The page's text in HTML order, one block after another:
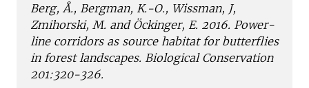
Berg, Å., Bergman, K.-O., Wissman, J,
Zmihorski, M. and Öckinger, E. 2016. Power-
line corridors as source habitat for butterflies
in forest landscapes. Biological Conservation
201:320-326.